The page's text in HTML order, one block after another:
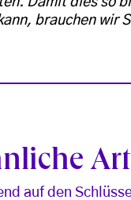
brauchen wir
auf den